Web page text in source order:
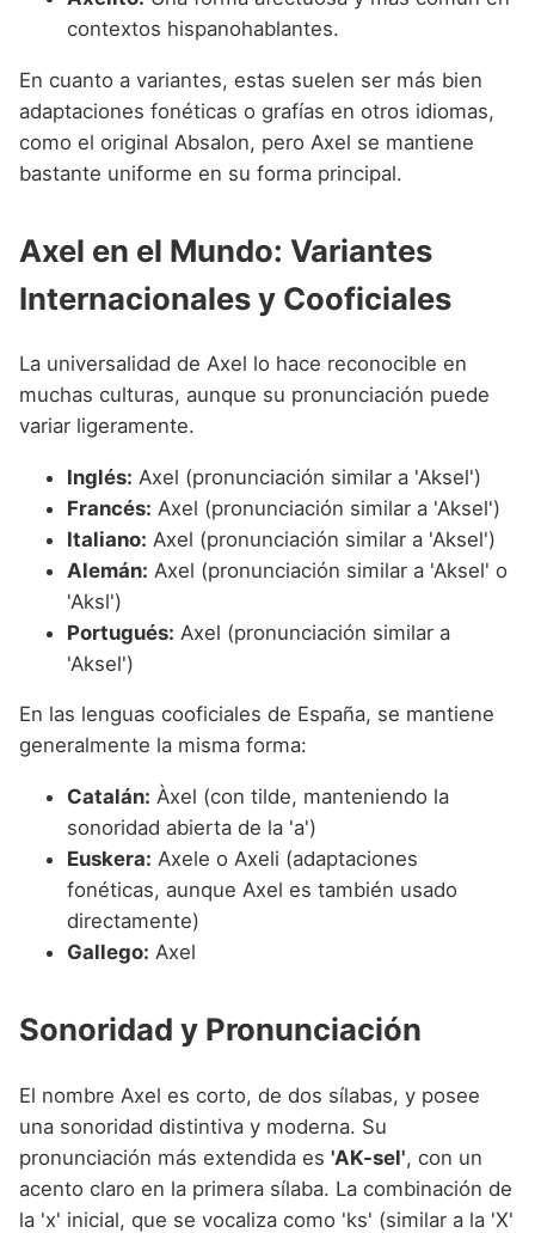
contextos hispanohablantes.
En cuanto a variantes, estas suelen ser más bien
adaptaciones fonéticas o grafías en otros idiomas,
como el original Absalon, pero Axel se mantiene
bastante uniforme en su forma principal.
Axel en el Mundo: Variantes
Internacionales y Cooficiales
La universalidad de Axel lo hace reconocible en
muchas culturas, aunque su pronunciación puede
variar ligeramente.
Inglés: Axel (pronunciación similar a 'Aksel')
Francés: Axel (pronunciación similar a 'Aksel')
Italiano: Axel (pronunciación similar a 'Aksel')
Alemán: Axel (pronunciación similar a 'Aksel' o
'Aksl')
Portugués: Axel (pronunciación similar a
'Aksel')
En las lenguas cooficiales de España, se mantiene
generalmente la misma forma:
Catalán: Àxel (con tilde, manteniendo la
sonoridad abierta de la 'a')
Euskera: Axele o Axeli (adaptaciones
fonéticas, aunque Axel es también usado
directamente)
Gallego: Axel
Sonoridad y Pronunciación
El nombre Axel es corto, de dos sílabas, y posee
una sonoridad distintiva y moderna. Su
pronunciación más extendida es 'AK-sel', con un
acento claro en la primera sílaba. La combinación de
la 'x' inicial, que se vocaliza como 'ks' (similar a la 'X'